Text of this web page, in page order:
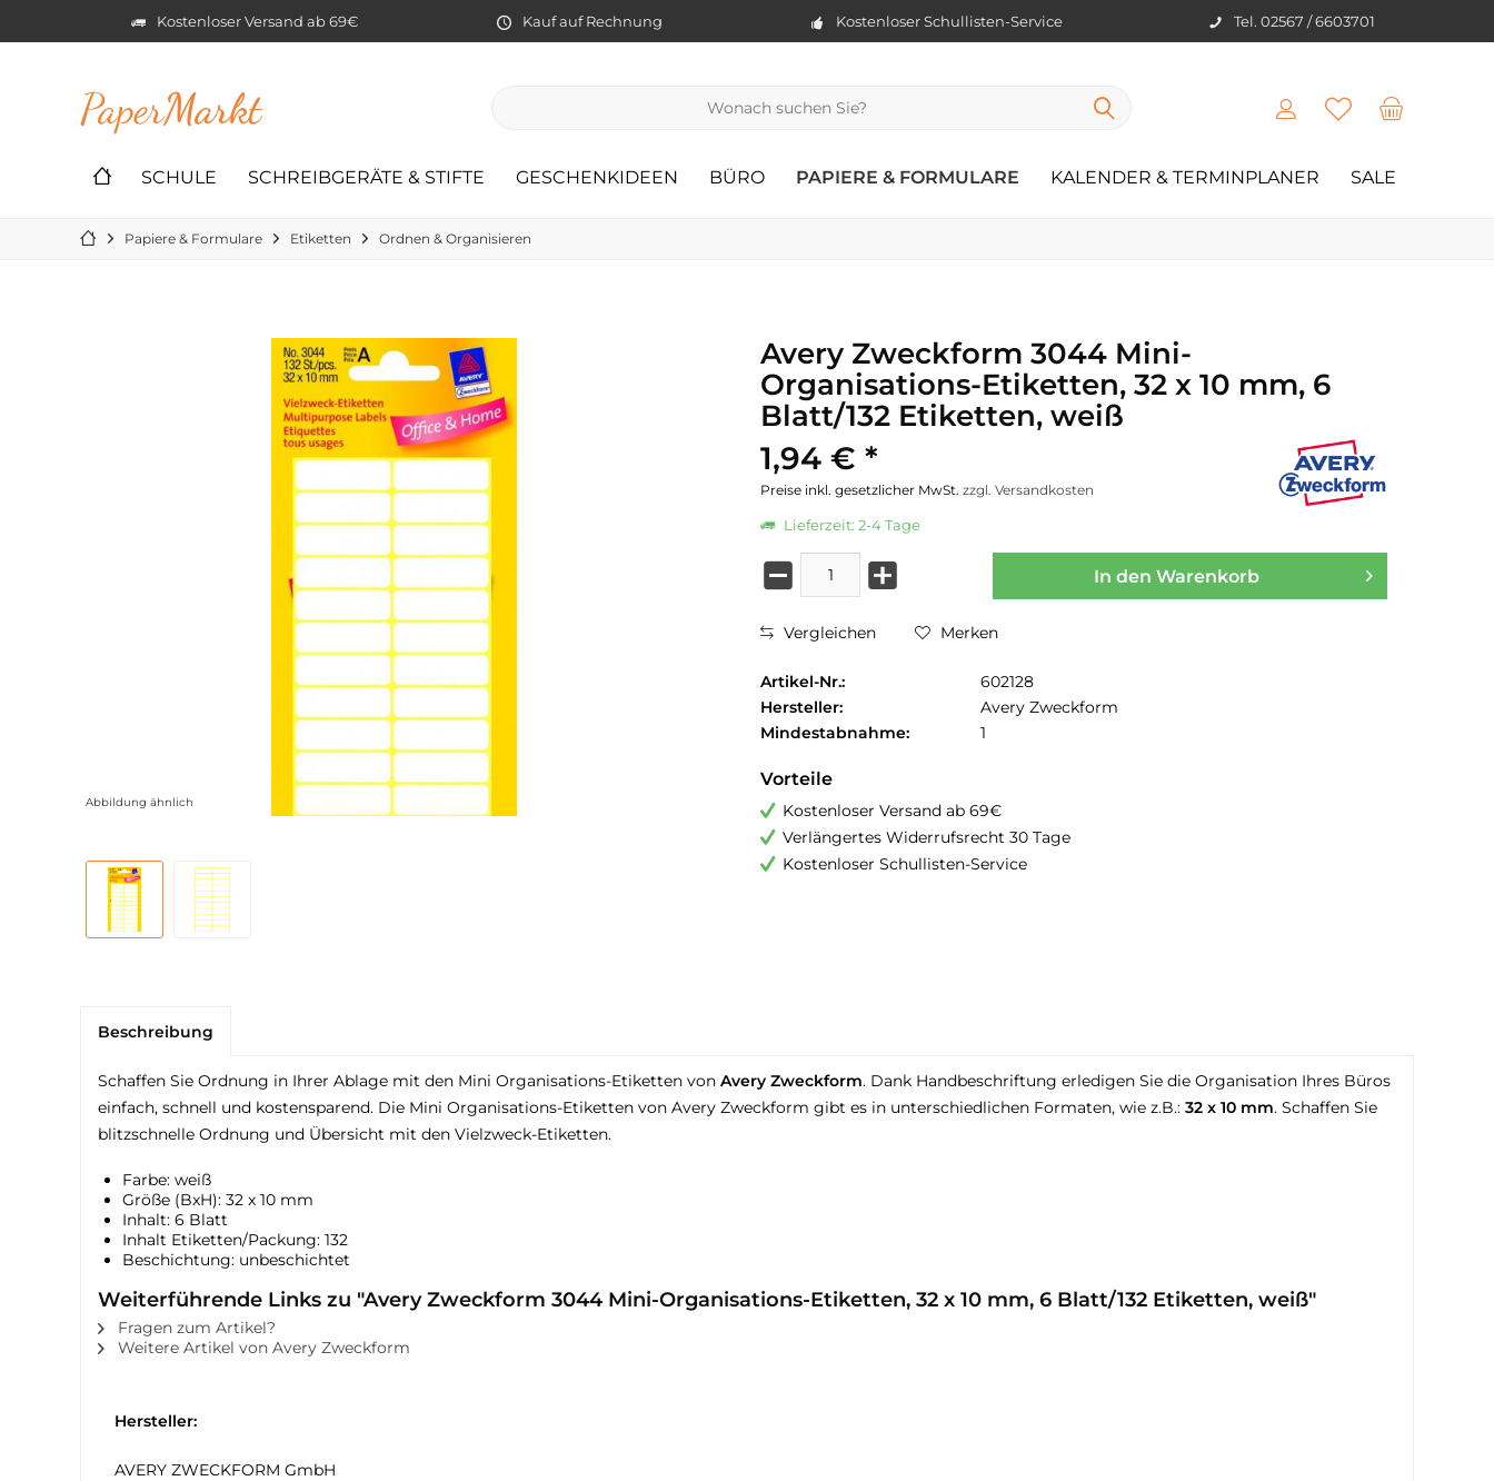
Kostenloser Versand ab 69€ Kauf auf Rechnung Kostenloser Schullisten-Service Tel. 02567 / 6603701
PaperMarkt
SCHULE SCHREIBGERÄTE & STIFTE GESCHENKIDEEN BÜRO PAPIERE & FORMULARE KALENDER & TERMINPLANER SALE
Papiere & Formulare Etiketten Ordnen & Organisieren
Abbildung ähnlich
Avery Zweckform 3044 Mini-
Organisations-Etiketten, 32 x 10 mm, 6
Blatt/132 Etiketten, weiß
1,94 € *
Preise inkl. gesetzlicher MwSt. zzgl. Versandkosten
Lieferzeit: 2-4 Tage
In den Warenkorb
Vergleichen Merken
Artikel-Nr.:
602128
Hersteller:
Avery Zweckform
Mindestabnahme:
1
Vorteile
Kostenloser Versand ab 69€
Verlängertes Widerrufsrecht 30 Tage
Kostenloser Schullisten-Service
Beschreibung
Schaffen Sie Ordnung in Ihrer Ablage mit den Mini Organisations-Etiketten von Avery Zweckform. Dank Handbeschriftung erledigen Sie die Organisation Ihres Büros
einfach, schnell und kostensparend. Die Mini Organisations-Etiketten von Avery Zweckform gibt es in unterschiedlichen Formaten, wie z.B.: 32 x 10 mm. Schaffen Sie
blitzschnelle Ordnung und Übersicht mit den Vielzweck-Etiketten.
Farbe: weiß
Größe (BxH): 32 x 10 mm
Inhalt: 6 Blatt
Inhalt Etiketten/Packung: 132
Beschichtung: unbeschichtet
Weiterführende Links zu "Avery Zweckform 3044 Mini-Organisations-Etiketten, 32 x 10 mm, 6 Blatt/132 Etiketten, weiß"
Fragen zum Artikel?
Weitere Artikel von Avery Zweckform
Hersteller:
AVERY ZWECKFORM GmbH